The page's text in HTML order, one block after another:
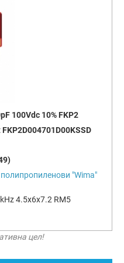
100Vdc 10% FKP2
FKP2D004701D00KSSD
"Wima"
4.5x6x7.2 RM5
цел!